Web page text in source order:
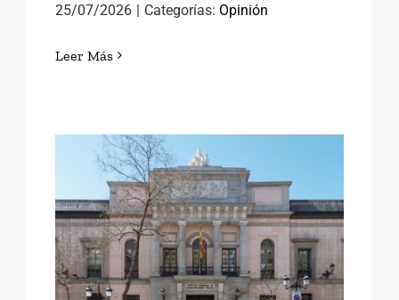
25/07/2026 | Categorías: Opinión
Leer Más
LORENA GONZÁLEZ
OLIVARES, NUEVA
DIRECTORA DEL INAP